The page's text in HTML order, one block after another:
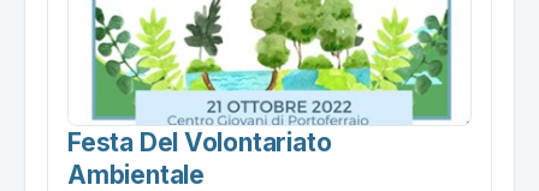
Festa Del Volontariato
Ambientale